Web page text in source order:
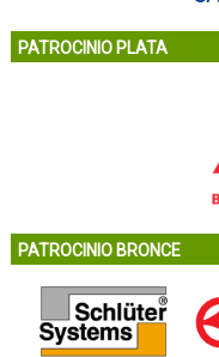
PATROCINIO PLATA
PATROCINIO BRONCE